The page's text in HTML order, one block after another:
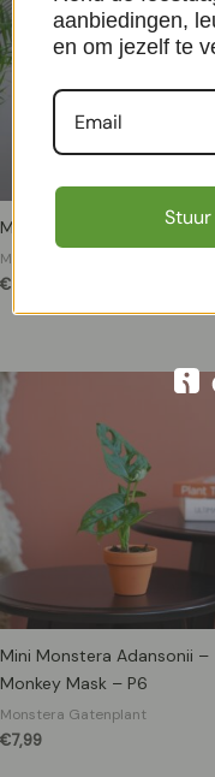
Monstera Duo – P12
Monstera Gatenplant
€
Mini Monstera Adansonii –
Monkey Mask – P6
Monstera Gatenplant
€7,99
aanbiedingen,
en om jezelf te